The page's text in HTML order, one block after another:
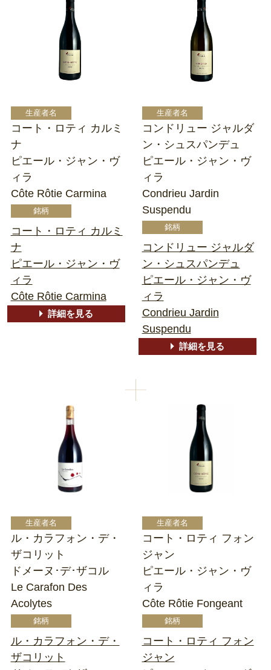
コート・ロティ カルミ
ナ
ピエール・ジャン・ヴ
ィラ
Côte Rôtie Carmina
コート・ロティ カルミ
ナ
ピエール・ジャン・ヴ
ィラ
Côte Rôtie Carmina
詳細を見る
コンドリュー ジャルダ
ン・シュスパンデュ
ピエール・ジャン・ヴ
ィラ
Condrieu Jardin
Suspendu
コンドリュー ジャルダ
ン・シュスパンデュ
ピエール・ジャン・ヴ
ィラ
Condrieu Jardin
Suspendu
詳細を見る
ル・カラフォン・デ・
ザコリット
ドメーヌ･デ･ザコル
Le Carafon Des
Acolytes
ル・カラフォン・デ・
ザコリット
コート・ロティ フォン
ジャン
ピエール・ジャン・ヴ
ィラ
Côte Rôtie Fongeant
コート・ロティ フォン
ジャン